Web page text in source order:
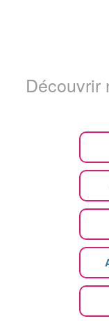
Découvrir